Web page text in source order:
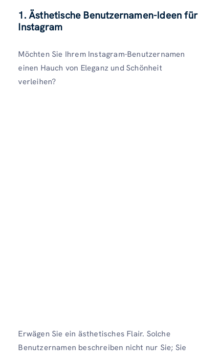
1. Ästhetische Benutzernamen-Ideen für
Instagram
Möchten Sie Ihrem Instagram-Benutzernamen
einen Hauch von Eleganz und Schönheit
verleihen?
Erwägen Sie ein ästhetisches Flair. Solche
Benutzernamen beschreiben nicht nur Sie; Sie